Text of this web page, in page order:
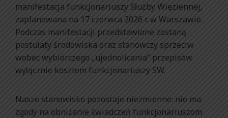
manifestacja funkcjonariuszy Służby Więziennej,
zaplanowana na 17 czerwca 2026 r. w Warszawie.
Podczas manifestacji przedstawione zostaną
postulaty środowiska oraz stanowczy sprzeciw
wobec wybiórczego „ujednolicania” przepisów
wyłącznie kosztem funkcjonariuszy SW.
Nasze stanowisko pozostaje niezmienne: nie ma
zgody na obniżanie świadczeń funkcjonariuszom